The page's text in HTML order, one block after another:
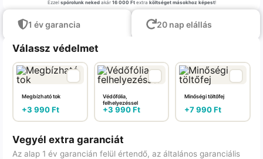
Ezzel spórolunk nekedakár 16 000 Ftextra költséget másokhoz képest!
1 év garancia 20 nap elállás
Válassz védelmet
Megbízható tok
+3 990Ft
Védőfólia,
felhelyezéssel
+3 990Ft
Minőségi töltőfej
+7 990Ft
Vegyél extra garanciát
Az alap 1 év garancián felül értendő, az általános garanciális